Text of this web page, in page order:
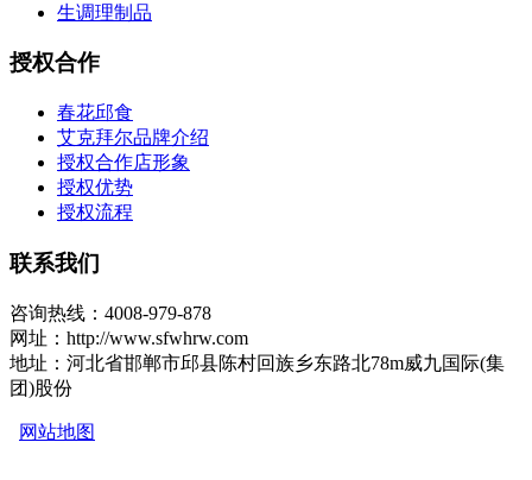
生调理制品
授权合作
春花邱食
艾克拜尔品牌介绍
授权合作店形象
授权优势
授权流程
联系我们
咨询热线：4008-979-878
网址：http://www.sfwhrw.com
地址：河北省邯郸市邱县陈村回族乡东路北78m威九国际(集
团)股份
网站地图